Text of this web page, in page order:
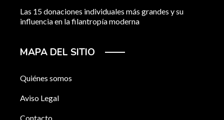
Las 15 donaciones individuales más grandes y su
influencia en la filantropía moderna
MAPA DEL SITIO
Quiénes somos
Aviso Legal
Contacto